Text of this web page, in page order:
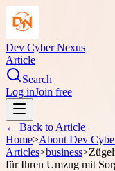
Dev Cyber Nexus
Article
Search
Log inJoin free
← Back to Article
Home>About Dev
Articles>business>
für Ihren Umzug mit